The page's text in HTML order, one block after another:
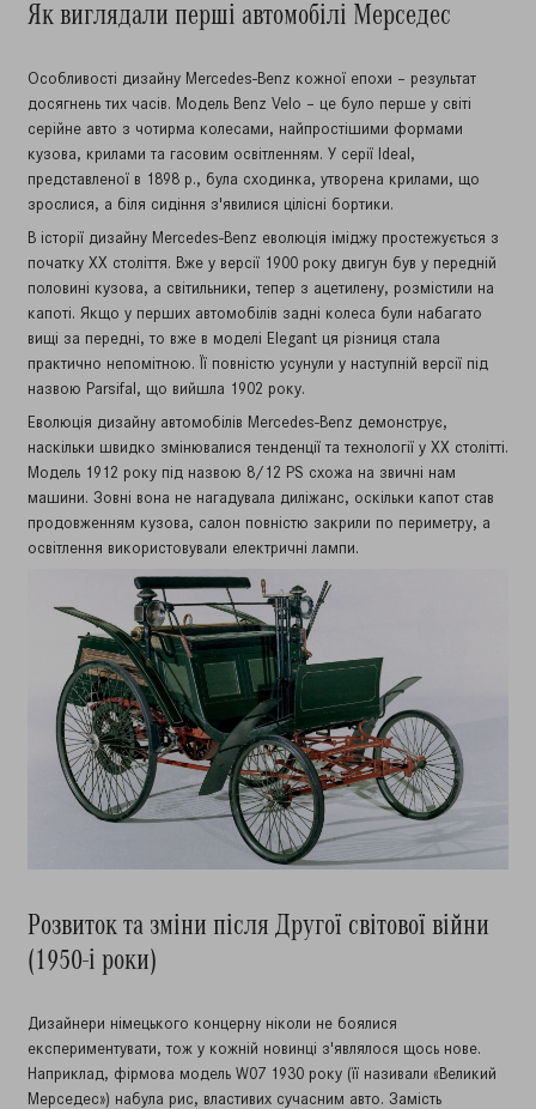
Як виглядали перші автомобілі Мерседес
Особливості дизайну Mercedes-Benz кожної епохи – результат
досягнень тих часів. Модель Benz Velo – це було перше у світі
серійне авто з чотирма колесами, найпростішими формами
кузова, крилами та гасовим освітленням. У серії Ideal,
представленої в 1898 р., була сходинка, утворена крилами, що
зрослися, а біля сидіння з'явилися цілісні бортики.
В історії дизайну Mercedes-Benz еволюція іміджу простежується з
початку XX століття. Вже у версії 1900 року двигун був у передній
половині кузова, а світильники, тепер з ацетилену, розмістили на
капоті. Якщо у перших автомобілів задні колеса були набагато
вищі за передні, то вже в моделі Elegant ця різниця стала
практично непомітною. Її повністю усунули у наступній версії під
назвою Parsifal, що вийшла 1902 року.
Еволюція дизайну автомобілів Mercedes-Benz демонструє,
наскільки швидко змінювалися тенденції та технології у XX столітті.
Модель 1912 року під назвою 8/12 PS схожа на звичні нам
машини. Зовні вона не нагадувала диліжанс, оскільки капот став
продовженням кузова, салон повністю закрили по периметру, а
освітлення використовували електричні лампи.
Розвиток та зміни після Другої світової війни
(1950-і роки)
Дизайнери німецького концерну ніколи не боялися
експериментувати, тож у кожній новинці з'являлося щось нове.
Наприклад, фірмова модель W07 1930 року (її називали «Великий
Мерседес») набула рис, властивих сучасним авто. Замість